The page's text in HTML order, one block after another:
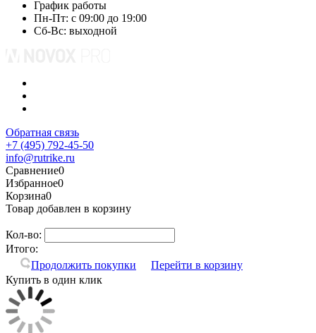
График работы
Пн-Пт: с 09:00 до 19:00
Сб-Вс: выходной
Обратная связь
+7 (495) 792-45-50
info@rutrike.ru
Сравнение0
Избранное0
Корзина0
Товар добавлен в корзину
Кол-во:
Итого:
Продолжить покупки
Перейти в корзину
Купить в один клик